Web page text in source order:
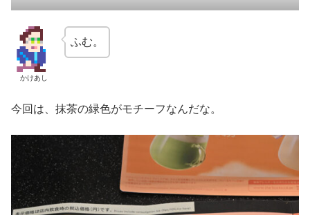
かけあし
ふむ。
今回は、抹茶の緑色がモチーフなんだな。